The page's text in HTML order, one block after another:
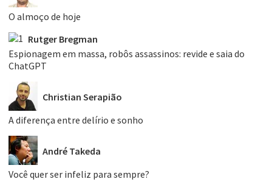
O almoço de hoje
Rutger Bregman
Espionagem em massa, robôs assassinos: revide e saia do
ChatGPT
Christian Serapião
A diferença entre delírio e sonho
André Takeda
Você quer ser infeliz para sempre?